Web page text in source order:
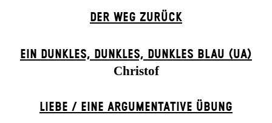
DER WEG ZU­RÜCK
EIN DUNK­LES, DUNK­LES, DUNK­LES BLAU (UA)
Christof
LIEBE / EINE ARGUMENTATIVE ÜBUNG